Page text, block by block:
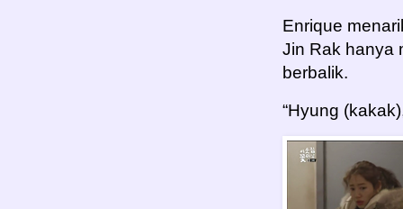
Enrique
Jin Rak hanya
berbalik.
“Hyung